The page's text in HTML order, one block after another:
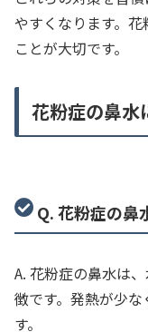
やすくなります。
ことが大切です。
花粉症の鼻水
Q. 花粉症の鼻
A. 花粉症の鼻水は
徴です。発熱が少
す。